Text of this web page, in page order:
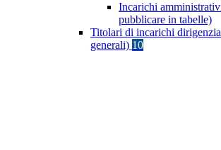
Incarichi
pubblicare in tabelle)
Titolari di incarichi
generali) 10